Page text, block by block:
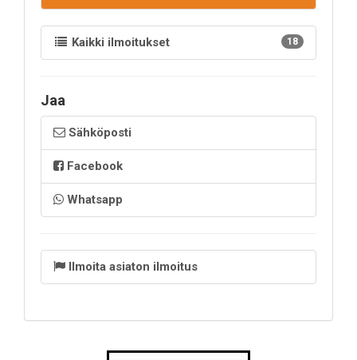
Kaikki ilmoitukset 18
Jaa
Sähköposti
Facebook
Whatsapp
Ilmoita asiaton ilmoitus